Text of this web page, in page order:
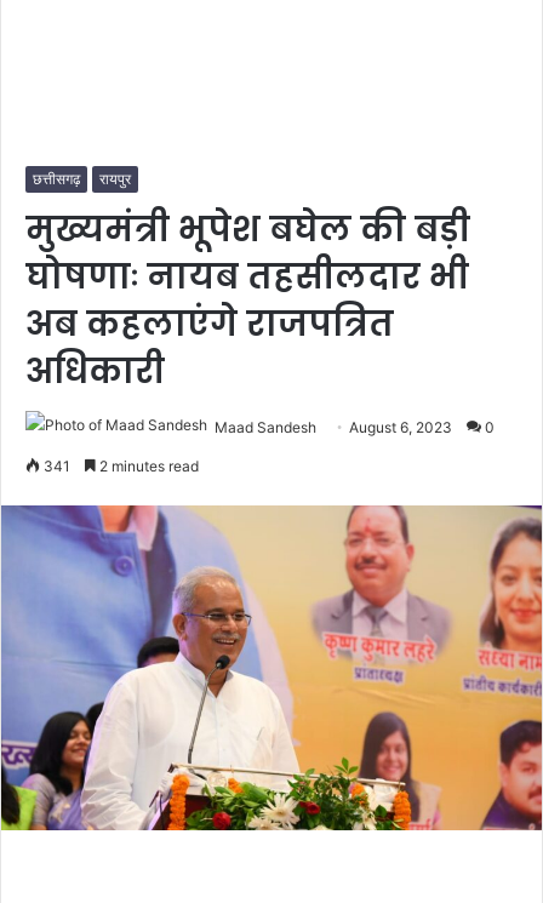
छत्तीसगढ़ रायपुर
मुख्यमंत्री भूपेश बघेल की बड़ी
घोषणाः नायब तहसीलदार भी
अब कहलाएंगे राजपत्रित
अधिकारी
Maad Sandesh August 6, 2023 0
341 2 minutes read